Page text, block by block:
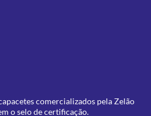
comercializados pela Zelão
o selo de certificação.